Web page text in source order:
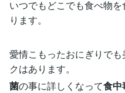
いつでもどこでも食べ物
ります。
愛情こもったおにぎりで
クはあります。
菌の事に詳しくなって食中